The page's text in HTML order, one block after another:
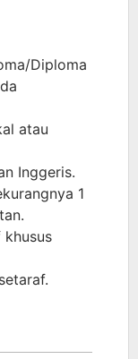
Diploma
atau
Inggeris.
1
khusus